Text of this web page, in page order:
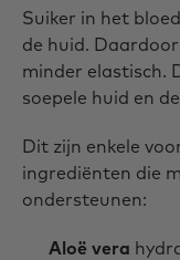
Suiker in het
de huid.
minder elastisch.
soepele huid en
Dit zijn enkele
ingrediënten die
ondersteunen:
Aloë vera